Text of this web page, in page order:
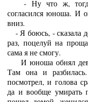
- Ну что ж, тогда
согласился юноша. И
вниз.
- Я боюсь, - сказала
раз, поцелуй на
сама я не смогу.
И юноша обнял
Там она и
посмотрел, и голова
да и вообще умирать